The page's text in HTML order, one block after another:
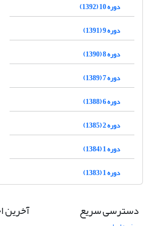
دوره 10 (1392)
دوره 9 (1391)
دوره 8 (1390)
دوره 7 (1389)
دوره 6 (1388)
دوره 2 (1385)
دوره 1 (1384)
دوره 1 (1383)
دسترسی سریع آخرین